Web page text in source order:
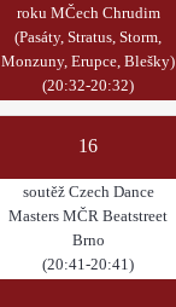
roku MČech Chrudim
(Pasáty, Stratus, Storm,
Monzuny, Erupce, Blešky)
(20:32-20:32)
16
soutěž Czech Dance
Masters MČR Beatstreet
Brno
(20:41-20:41)